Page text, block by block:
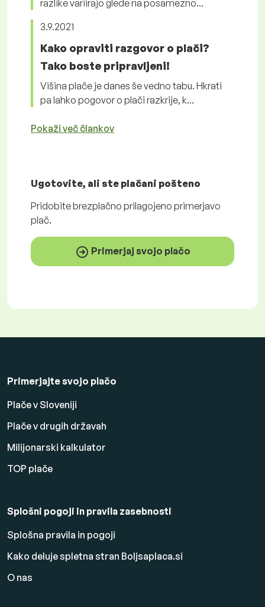
razlike variirajo glede na posamezno...
3.9.2021
Kako opraviti razgovor o plači?
Tako boste pripravljeni!
Višina plače je danes še vedno tabu. Hkrati
pa lahko pogovor o plači razkrije, k...
Pokaži več člankov
Ugotovite, ali ste plačani pošteno
Pridobitebrezplačno prilagojeno primerjavo
plač.
Primerjaj svojo plačo
Primerjajte svojo plačo
Plače v Sloveniji
Plače v drugih državah
Milijonarski kalkulator
TOP plače
Splošni pogoji in pravila zasebnosti
Splošna pravila in pogoji
Kako deluje spletna stran Boljsaplaca.si
O nas